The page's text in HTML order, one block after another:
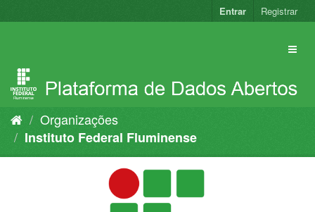
para
Entrar Registrar
Organizações
Instituto Federal Fluminense